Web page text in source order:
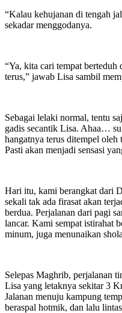
“Kalau kehujanan di tengah
sekadar menggodanya.
“Ya, kita cari tempat berteduh
terus,” jawab Lisa sambil
Sebagai lelaki normal, tentu
gadis secantik Lisa. Ahaa…
hangatnya terus ditempel
Pasti akan menjadi sensasi
Hari itu, kami berangkat dari
sekali tak ada firasat akan
berdua. Perjalanan dari pagi
lancar. Kami sempat istirahat
minum, juga menunaikan
Selepas Maghrib, perjalanan
Lisa yang letaknya sekitar 3
Jalanan menuju kampung
beraspal hotmik, dan lalu